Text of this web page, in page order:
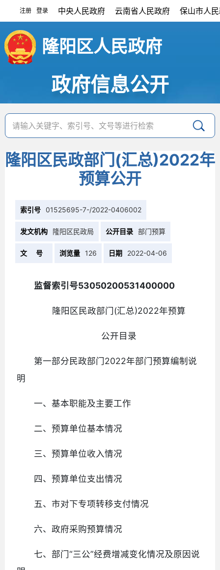
注册 登录 中央人民政府 云南省人民政府 保山市人
隆阳区人民政府
政府信息公开
隆阳区民政部门(汇总)2022年
预算公开
索引号 01525695-7-/2022-0406002
发文机构 隆阳区民政局 公开目录 部门预算
文 号 浏览量 126 日期 2022-04-06
监督索引号53050200531400000
隆阳区民政部门(汇总)2022年预算
公开目录
第一部分民政部门2022年部门预算编制说
明
一、基本职能及主要工作
二、预算单位基本情况
三、预算单位收入情况
四、预算单位支出情况
五、市对下专项转移支付情况
六、政府采购预算情况
七、部门“三公”经费增减变化情况及原因说